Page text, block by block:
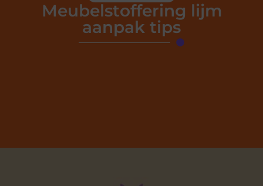
Meubelstoffering lijm
aanpak tips